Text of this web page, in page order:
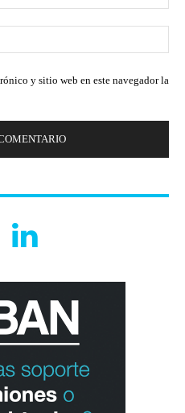
y sitio web en este navegador la